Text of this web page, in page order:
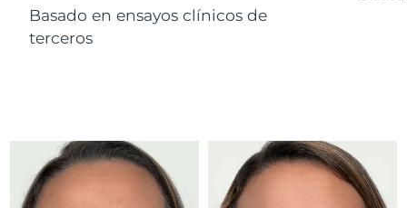
Basado en ensayos clínicos de
terceros
FOREO APP
Kuwait
Lituania Entrega prevista8/12/26